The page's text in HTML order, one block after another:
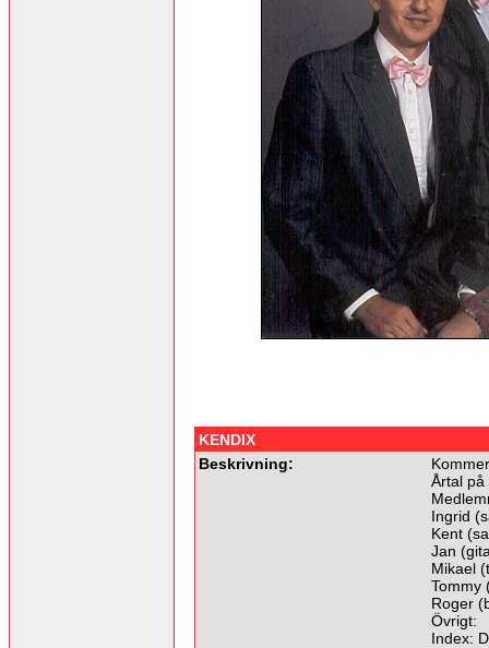
KENDIX
Beskrivning:
Årtal på
Ingrid
Kent
Jan
Mikael
Tommy
Roger
Övrigt:
Index: